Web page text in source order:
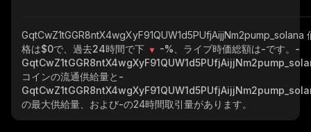
GqtCwZ1tGGR8ntX4wgXyF91QUW1d5PUfjAijjNm2pump_solana
格は$0で、過去24時間で下
-% 、ライブ時価総額は-です。 -
コインの流通供給量と -
の最大供給量、および-の24時間取引量があります。